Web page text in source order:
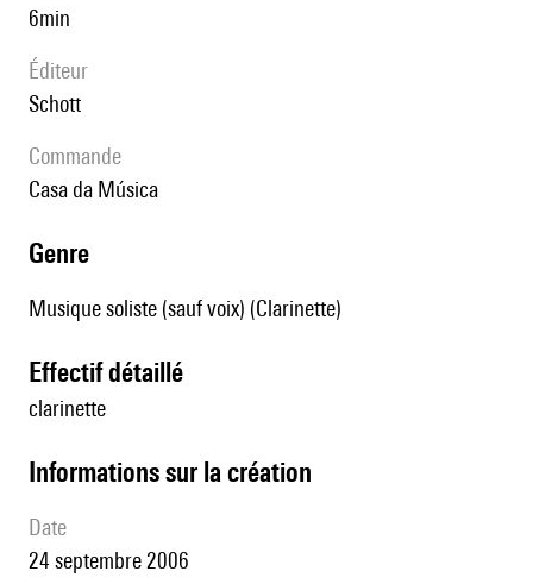
6min
éditeur
Schott
Commande
Casa da Música
genre
Musique soliste (sauf voix) (Clarinette)
effectif détaillé
clarinette
informations sur la création
date
24 septembre 2006